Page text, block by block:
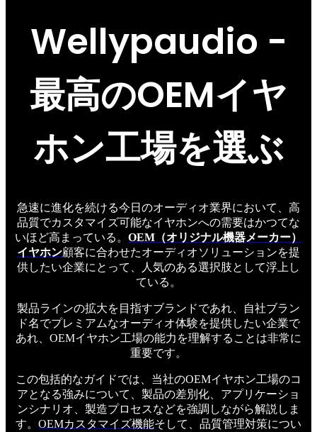
Wellypaudio -
最高のOEMイヤ
ホン工場を選ぶ
急速に進化を続ける今日のオーディオ業界において、高
品質でカスタマイズ可能なイヤホンへの需要はかつてな
いほど高まっている。 OEM（オリジナル機器メーカー）
イヤホン顧客に合わせたオーディオソリューションを提
供したい企業にとって、人気のある選択肢として浮上し
ている。
製品ラインの拡大を目指すブランドであれ、自社ブラン
ド名でプレミアムなオーディオ体験を提供したい企業で
あれ、OEMイヤホン工場の能力を理解することは非常に
重要です。
この包括的なガイドでは、当社のOEMイヤホン工場のコ
アとなる強みについて、製品の差別化、アプリケーショ
ンシナリオ、製造プロセスなどを強調しながら解説しま
す。 OEMカスタマイズ機能そして、品質管理対策につい